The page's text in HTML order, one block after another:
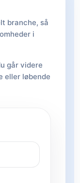
branche, så
i
går videre
eller løbende